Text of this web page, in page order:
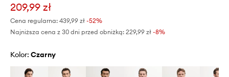
209,99 zł
Cena regularna: 439,99 zł -52%
Najniższa cena z 30 dni przed obniżką: 229,99 zł -8%
Kolor: czarny